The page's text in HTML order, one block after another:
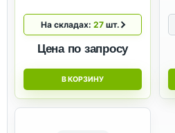
На складах:27 шт.
Цена по запросу
В КОРЗИНУ